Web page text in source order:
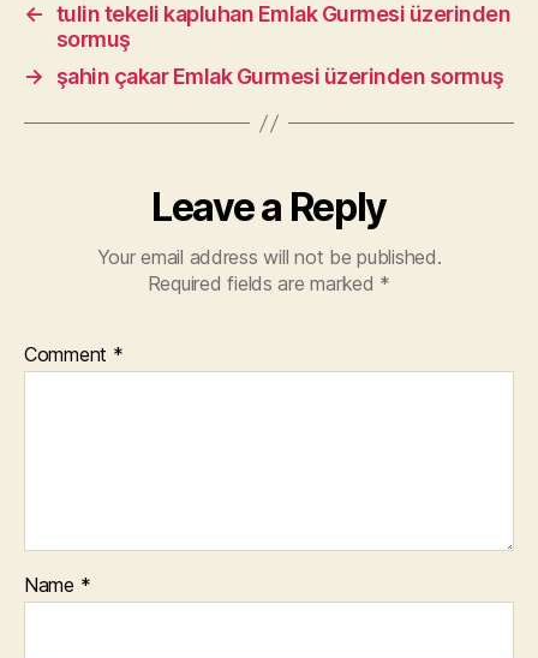
← tulin tekeli kapluhan Emlak Gurmesi üzerinden
sormuş
→
şahin çakar Emlak Gurmesi üzerinden sormuş
Leave a Reply
Your email address will not be published.
Required fields are marked *
Comment *
Name *